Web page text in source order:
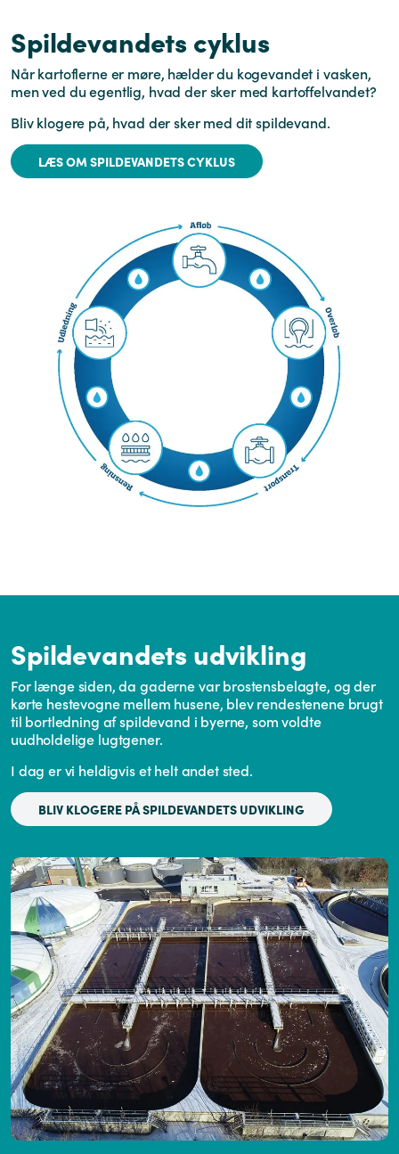
Spildevandets cyklus
Når kartoflerne er møre, hælder du kogevandet i vasken,
men ved du egentlig, hvad der sker med kartoffelvandet?
Bliv klogere på, hvad der sker med dit spildevand.
LÆS OM SPILDEVANDETS CYKLUS
Spildevandets udvikling
For længe siden, da gaderne var brostensbelagte, og der
kørte hestevogne mellem husene, blev rendestenene brugt
til bortledning af spildevand i byerne, som voldte
uudholdelige lugtgener.
I dag er vi heldigvis et helt andet sted.
BLIV KLOGERE PÅ SPILDEVANDETS UDVIKLING